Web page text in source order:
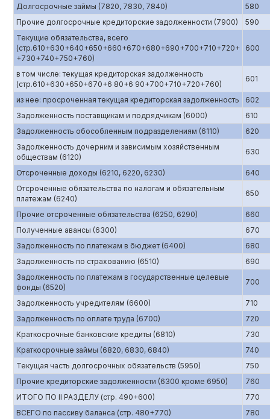
Долгосрочные займы (7820, 7830, 7840)
580
Прочие долгосрочные кредиторские задолженности (7900)
590
Текущие обязательства, всего
(стр.610+630+640+650+660+670+680+690+700+710+720+
+730+740+750+760)
600
в том числе: текущая кредиторская задолженность
(стр.610+630+650+670+6 80+6 90+700+710+720+760)
601
из нее: просроченная текущая кредиторская задолженность
602
Задолженность поставщикам и подрядчикам (6000)
610
Задолженность обособленным подразделениям (6110)
620
Задолженность дочерним и зависимым хозяйственным
обществам (6120)
630
Отсроченные доходы (6210, 6220, 6230)
640
Отсроченные обязательства по налогам и обязательным
платежам (6240)
650
Прочие отсроченные обязательства (6250, 6290)
660
Полученные авансы (6300)
670
Задолженность по платежам в бюджет (6400)
680
Задолженность по страхованию (6510)
690
Задолженность по платежам в государственные целевые
фонды (6520)
700
Задолженность учредителям (6600)
710
Задолженность по оплате труда (6700)
720
Краткосрочные банковские кредиты (6810)
730
Краткосрочные займы (6820, 6830, 6840)
740
Текущая часть долгосрочных обязательств (5950)
750
Прочие кредиторские задолженности (6300 кроме 6950)
760
ИТОГО ПО II РАЗДЕЛУ (стр. 490+600)
770
ВСЕГО по пассиву баланса (стр. 480+770)
780